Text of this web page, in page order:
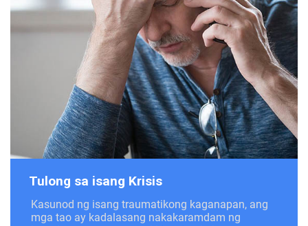
Tulong sa isang Krisis
Kasunod ng isang traumatikong kaganapan, ang
mga tao ay kadalasang nakakaramdam ng